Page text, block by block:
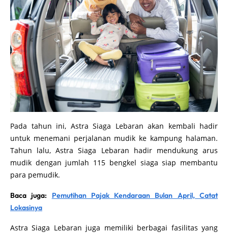
Pada tahun ini, Astra Siaga Lebaran akan kembali hadir
untuk menemani perjalanan mudik ke kampung halaman.
Tahun lalu, Astra Siaga Lebaran hadir mendukung arus
mudik dengan jumlah 115 bengkel siaga siap membantu
para pemudik.
Baca juga: Pemutihan Pajak Kendaraan Bulan April, Catat
Lokasinya
Astra Siaga Lebaran juga memiliki berbagai fasilitas yang